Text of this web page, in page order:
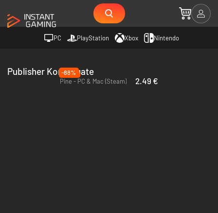
PC PlayStation Xbox Nintendo
Publisher Kongregate
-88%
Pine - PC & Mac (Steam)
2.49 €